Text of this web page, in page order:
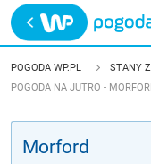
Trwa ładowanie
POLSKA
POGODA WP.PL
STANY
POGODA NA JUTRO -